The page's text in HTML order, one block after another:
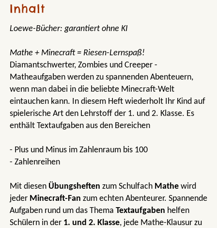
Inhalt
Loewe-Bücher: garantiert ohne KI
Mathe + Minecraft = Riesen-Lernspaß!
Diamantschwerter, Zombies und Creeper -
Matheaufgaben werden zu spannenden Abenteuern,
wenn man dabei in die beliebte Minecraft-Welt
eintauchen kann. In diesem Heft wiederholt Ihr Kind auf
spielerische Art den Lehrstoff der 1. und 2. Klasse. Es
enthält Textaufgaben aus den Bereichen
- Plus und Minus im Zahlenraum bis 100
- Zahlenreihen
Mit diesen Übungsheften zum Schulfach Mathe wird
jeder Minecraft-Fan zum echten Abenteurer. Spannende
Aufgaben rund um das Thema Textaufgaben helfen
Schülern in der 1. und 2. Klasse, jede Mathe-Klausur zu